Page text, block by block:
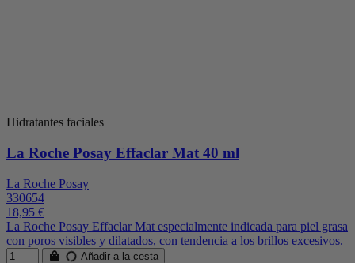
Hidratantes faciales
La Roche Posay Effaclar Mat 40 ml
La Roche Posay
330654
18,95 €
La Roche Posay Effaclar Mat especialmente indicada para piel grasa
con poros visibles y dilatados, con tendencia a los brillos excesivos.
Añadir a la cesta